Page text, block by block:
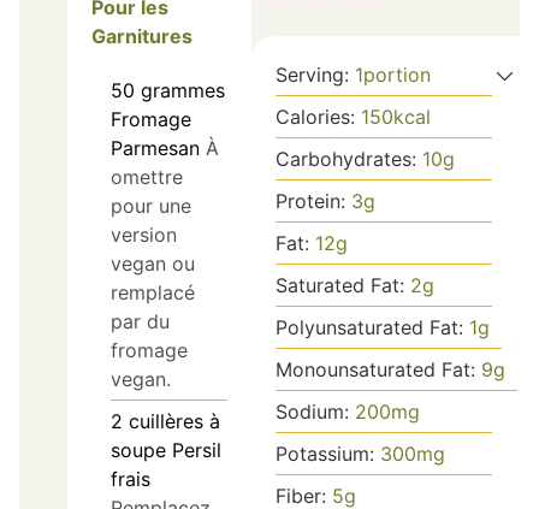
Pour les
Garnitures
50 grammes
Fromage
Parmesan À
omettre
pour une
version
vegan ou
remplacé
par du
fromage
vegan.
2 cuillères à
soupe Persil
frais
Serving: 1portion
Calories: 150kcal
Carbohydrates: 10g
Protein: 3g
Fat: 12g
Saturated Fat: 2g
Polyunsaturated Fat: 1g
Monounsaturated Fat: 9g
Sodium: 200mg
Potassium: 300mg
Fiber: 5g